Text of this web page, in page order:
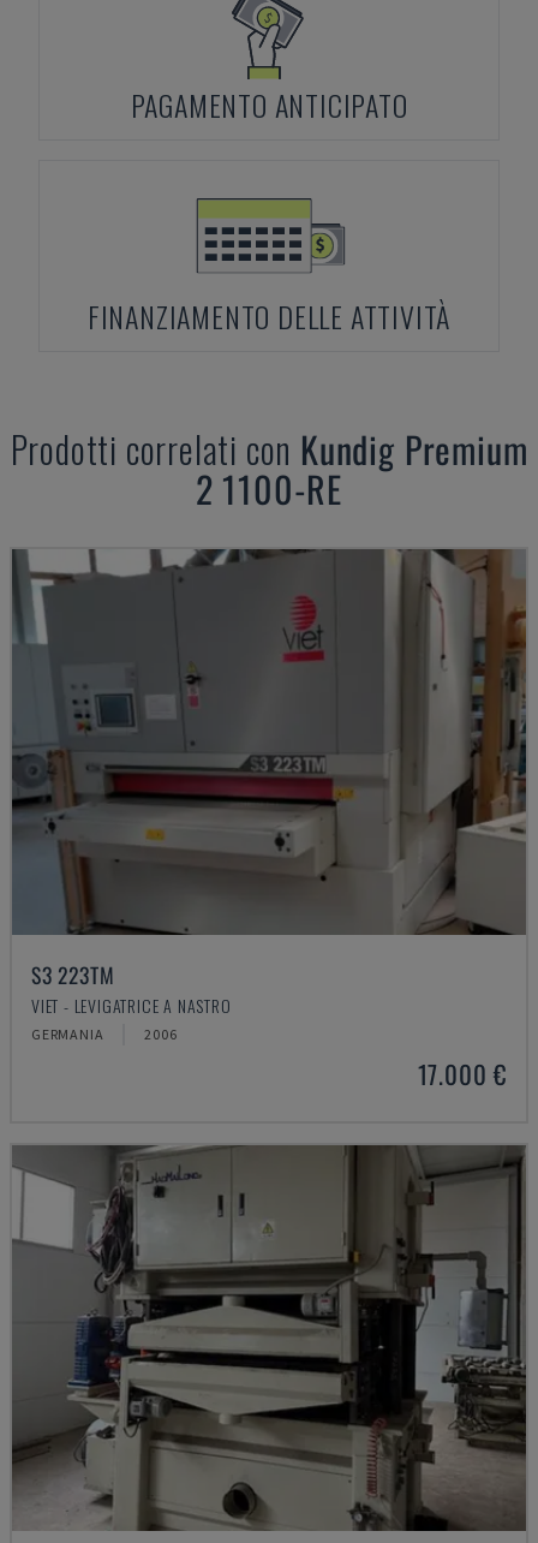
PAGAMENTO ANTICIPATO
FINANZIAMENTO DELLE ATTIVITÀ
Prodotti correlati con Kundig Premium
2 1100-RE
S3 223TM
VIET - LEVIGATRICE A NASTRO
GERMANIA 2006
17.000 €